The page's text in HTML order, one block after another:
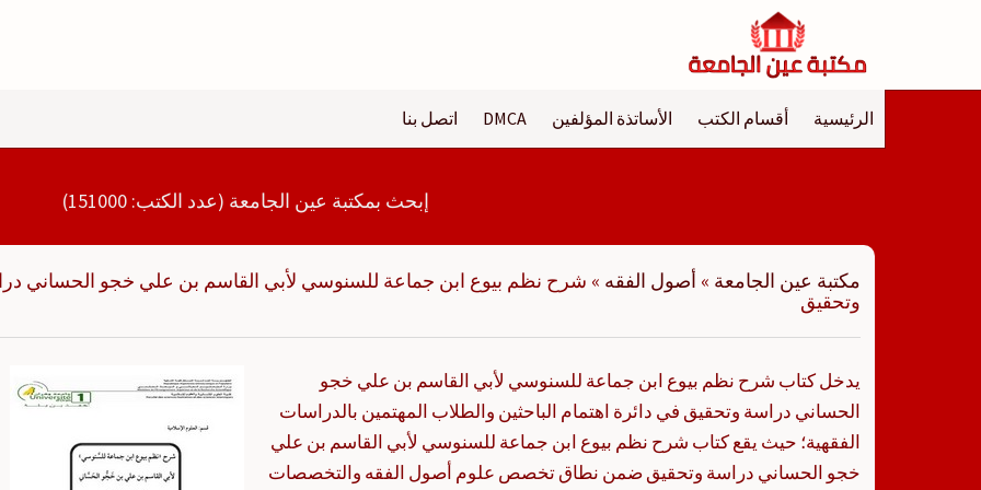
الرئيسية أقسام الكتب الأساتذة المؤلفين DMCA اتصل بنا
إبحث بمكتبة عين الجامعة (عدد الكتب: 151000)
مكتبة عين الجامعة » أصول الفقه » شرح نظم بيوع ابن جماعة للسنوسي لأبي القاسم بن علي خجو الحساني
وتحقيق
يدخل كتاب شرح نظم بيوع ابن جماعة للسنوسي لأبي القاسم بن علي خجو
الحساني دراسة وتحقيق في دائرة اهتمام الباحثين والطلاب المهتمين بالدراسات
الفقهية؛ حيث يقع كتاب شرح نظم بيوع ابن جماعة للسنوسي لأبي القاسم بن علي
خجو الحساني دراسة وتحقيق ضمن نطاق تخصص علوم أصول الفقه والتخصصات